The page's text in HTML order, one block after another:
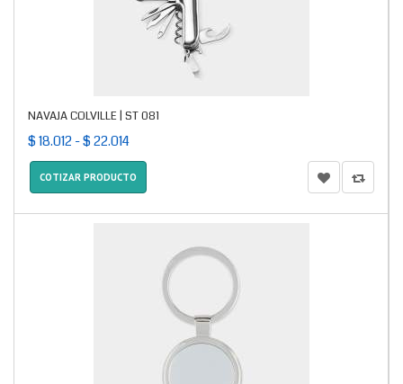
NAVAJA COLVILLE | ST 081
$ 18.012 - $ 22.014
COTIZAR PRODUCTO